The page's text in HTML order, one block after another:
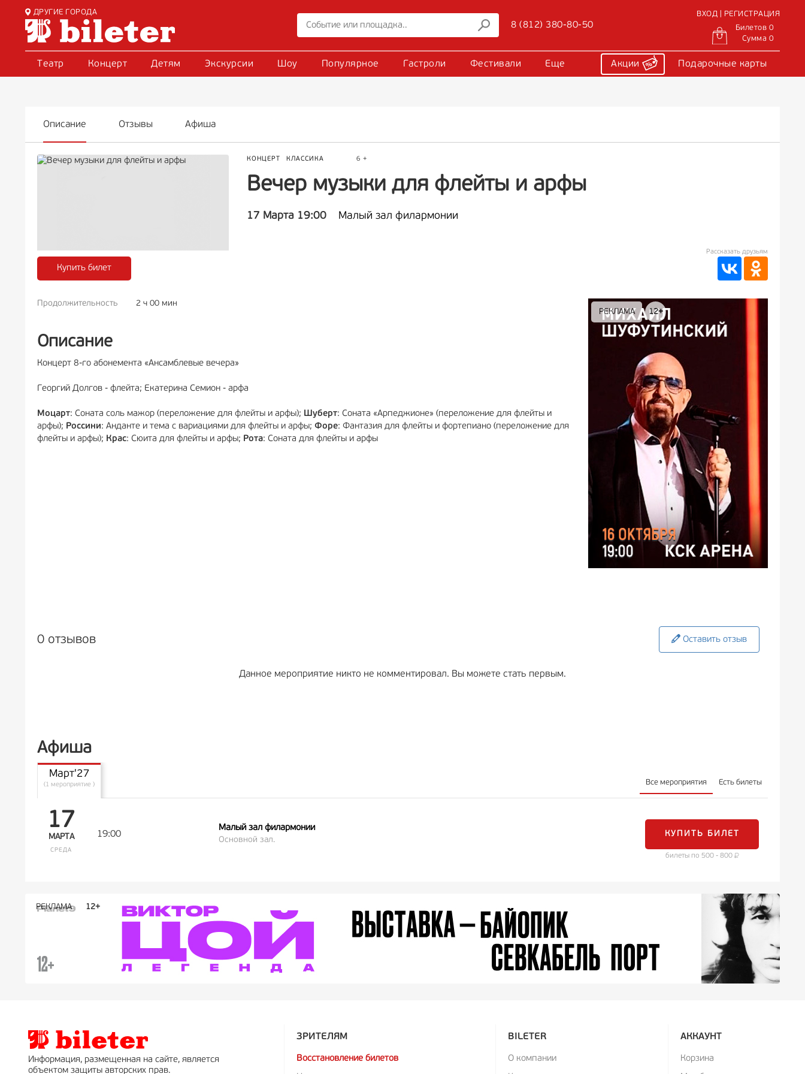
ДРУГИЕ ГОРОДА
8 (812) 380-80-50
ВХОД | РЕГИСТРАЦИЯ
Билетов 0
Сумма 0
Театр Концерт Детям Экскурсии Шоу Популярное Гастроли Фестивали Еще Акции Подарочные карты
Описание Отзывы Афиша
КОНЦЕРТ КЛАССИКА 6 +
Вечер музыки для флейты и арфы
17 Марта 19:00 Малый зал филармонии
Купить билет
Рассказать друзьям
Продолжительность 2 ч 00 мин
Описание
Концерт 8-го абонемента «Ансамблевые вечера»
Георгий Долгов - флейта; Екатерина Семион - арфа
Моцарт: Соната соль мажор (переложение для флейты и арфы); Шуберт: Соната «Арпеджионе» (переложение для флейты и
арфы); Россини: Анданте и тема с вариациями для флейты и арфы; Форе: Фантазия для флейты и фортепиано (переложение для
флейты и арфы); Крас: Сюита для флейты и арфы; Рота: Соната для флейты и арфы
РЕКЛАМА 12+
0 отзывов Оставить отзыв
Данное мероприятие никто не комментировал. Вы можете стать первым.
Афиша
Все мероприятия Есть билеты
Март'27
(1 мероприятие )
17
МАРТА
СРЕДА
19:00
Малый зал филармонии
Основной зал.
КУПИТЬ БИЛЕТ
билеты по 500 - 800
РЕКЛАМА 16+
РЕКЛАМА 16+
РЕКЛАМА 12+
РЕКЛАМА
РЕКЛАМА 0+
РЕКЛАМА 18+
Информация, размещенная на сайте, является
объектом защиты авторских прав.
ЗРИТЕЛЯМ
Восстановление билетов
BILETER
О компании
АККАУНТ
Корзина